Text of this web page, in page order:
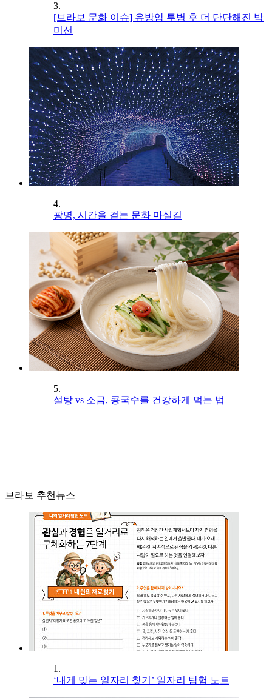
3.
[브라보 문화 이슈] 유방암 투병 후 더 단단해진 박
미선
4.
광명, 시간을 걷는 문화 마실길
5.
설탕 vs 소금, 콩국수를 건강하게 먹는 법
브라보 추천뉴스
1.
‘내게 맞는 일자리 찾기’ 일자리 탐험 노트